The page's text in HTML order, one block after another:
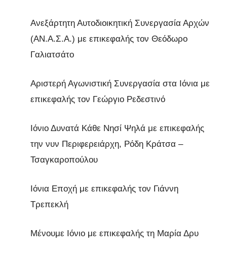
Ανεξάρτητη Αυτοδιοικητική Συνεργασία Αρχών
(ΑΝ.Α.Σ.Α.) με επικεφαλής τον Θεόδωρο
Γαλιατσάτο
Αριστερή Αγωνιστική Συνεργασία στα Ιόνια με
επικεφαλής τον Γεώργιο Ρεδεστινό
Ιόνιο Δυνατά Κάθε Νησί Ψηλά με επικεφαλής
την νυν Περιφερειάρχη, Ρόδη Κράτσα –
Τσαγκαροπούλου
Ιόνια Εποχή με επικεφαλής τον Γιάννη
Τρεπεκλή
Μένουμε Ιόνιο με επικεφαλής τη Μαρία Δρυ